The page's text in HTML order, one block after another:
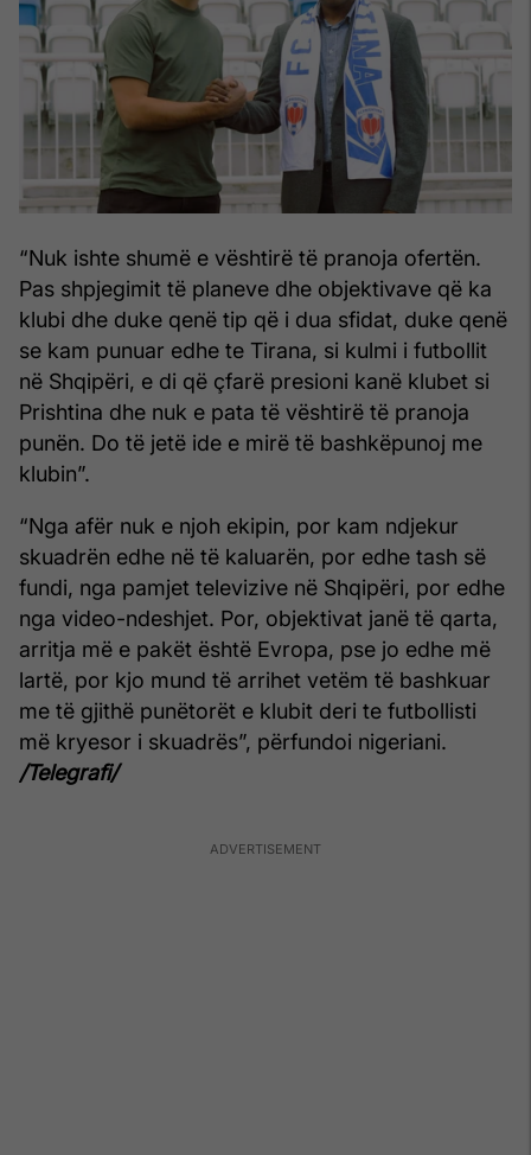
“Nuk ishte shumë e vështirë të pranoja ofertën.
Pas shpjegimit të planeve dhe objektivave që ka
klubi dhe duke qenë tip që i dua sfidat, duke qenë
se kam punuar edhe te Tirana, si kulmi i futbollit
në Shqipëri, e di që çfarë presioni kanë klubet si
Prishtina dhe nuk e pata të vështirë të pranoja
punën. Do të jetë ide e mirë të bashkëpunoj me
klubin”.
“Nga afër nuk e njoh ekipin, por kam ndjekur
skuadrën edhe në të kaluarën, por edhe tash së
fundi, nga pamjet televizive në Shqipëri, por edhe
nga video-ndeshjet. Por, objektivat janë të qarta,
arritja më e pakët është Evropa, pse jo edhe më
lartë, por kjo mund të arrihet vetëm të bashkuar
me të gjithë punëtorët e klubit deri te futbollisti
më kryesor i skuadrës”, përfundoi nigeriani.
/Telegrafi/